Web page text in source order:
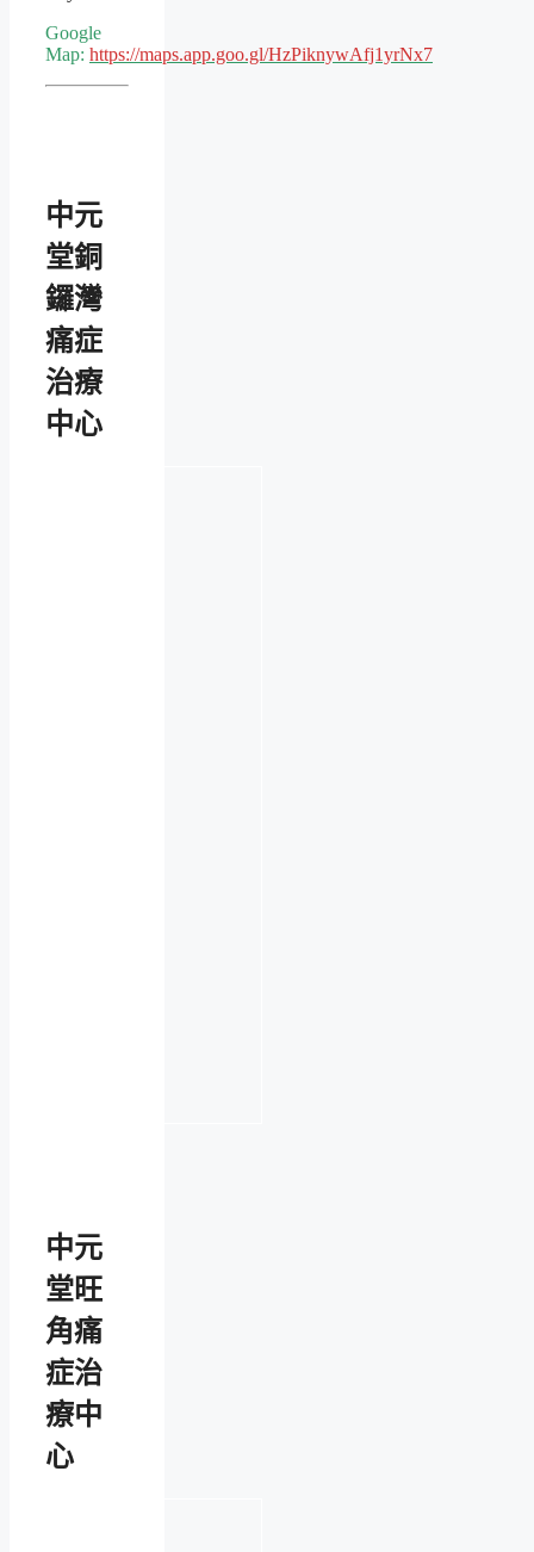
Google
Map: https://maps.app.goo.gl/HzPiknywAfj1yrNx7
中元
堂銅
鑼灣
痛症
治療
中心
中元
堂旺
角痛
症治
療中
心